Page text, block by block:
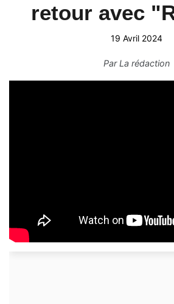
retour avec
19 Avril 2024
ParLa rédaction